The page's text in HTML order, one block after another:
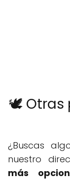
🕊️ Otras
¿Buscas
nuestro
más